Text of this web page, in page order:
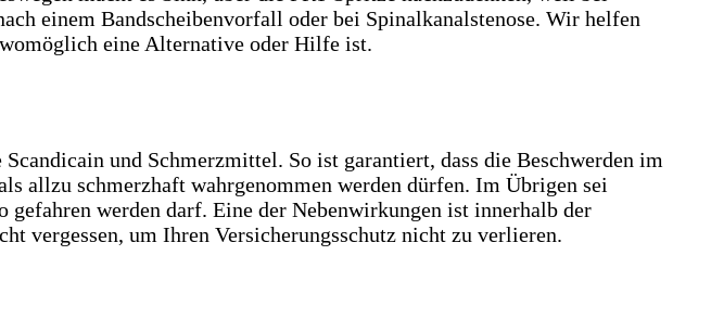
einem Bandscheibenvorfall oder bei Spinalkanalstenose. Wir helfen
eine Alternative oder Hilfe ist.
und Schmerzmittel. So ist garantiert, dass die Beschwerden im
allzu schmerzhaft wahrgenommen werden dürfen. Im Übrigen sei
werden darf. Eine der Nebenwirkungen ist innerhalb der
vergessen, um Ihren Versicherungsschutz nicht zu verlieren.